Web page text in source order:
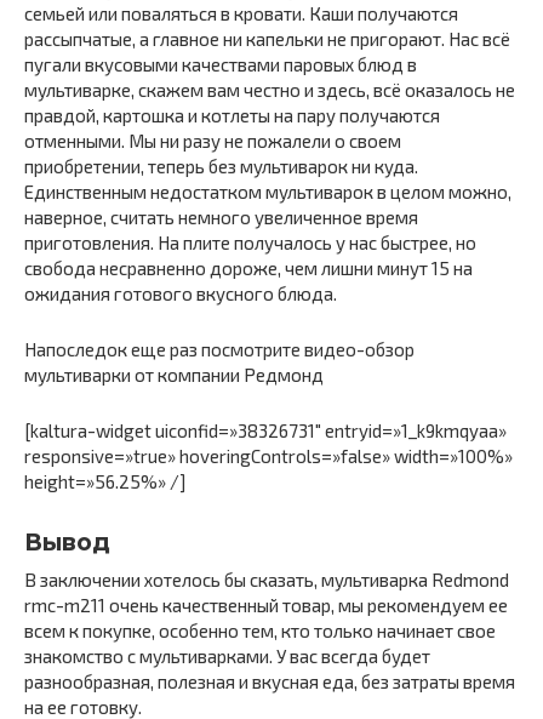
семьей или поваляться в кровати. Каши получаются
рассыпчатые, а главное ни капельки не пригорают. Нас всё
пугали вкусовыми качествами паровых блюд в
мультиварке, скажем вам честно и здесь, всё оказалось не
правдой, картошка и котлеты на пару получаются
отменными. Мы ни разу не пожалели о своем
приобретении, теперь без мультиварок ни куда.
Единственным недостатком мультиварок в целом можно,
наверное, считать немного увеличенное время
приготовления. На плите получалось у нас быстрее, но
свобода несравненно дороже, чем лишни минут 15 на
ожидания готового вкусного блюда.
Напоследок еще раз посмотрите видео-обзор
мультиварки от компании Редмонд
[kaltura-widget uiconfid=»38326731″ entryid=»1_k9kmqyaa»
responsive=»true» hoveringControls=»false» width=»100%»
height=»56.25%» /]
Вывод
В заключении хотелось бы сказать, мультиварка Redmond
rmc-m211 очень качественный товар, мы рекомендуем ее
всем к покупке, особенно тем, кто только начинает свое
знакомство с мультиварками. У вас всегда будет
разнообразная, полезная и вкусная еда, без затраты время
на ее готовку.